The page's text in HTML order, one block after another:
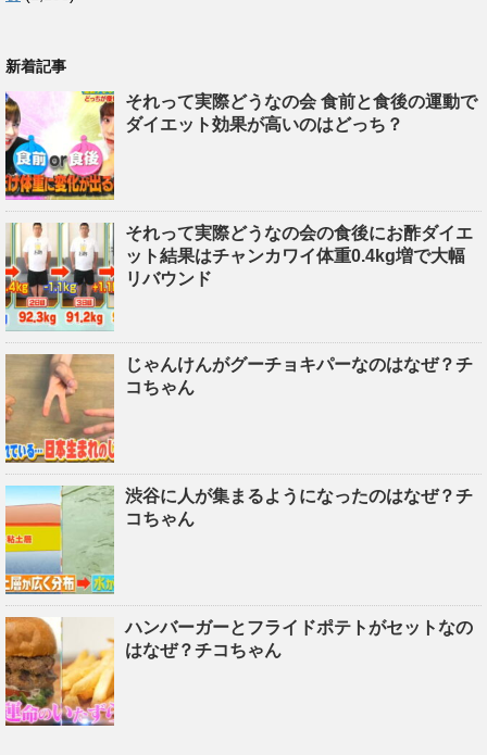
新着記事
それって実際どうなの会 食前と食後の運動で
ダイエット効果が高いのはどっち？
それって実際どうなの会の食後にお酢ダイエ
ット結果はチャンカワイ体重0.4kg増で大幅
リバウンド
じゃんけんがグーチョキパーなのはなぜ？チ
コちゃん
渋谷に人が集まるようになったのはなぜ？チ
コちゃん
ハンバーガーとフライドポテトがセットなの
はなぜ？チコちゃん